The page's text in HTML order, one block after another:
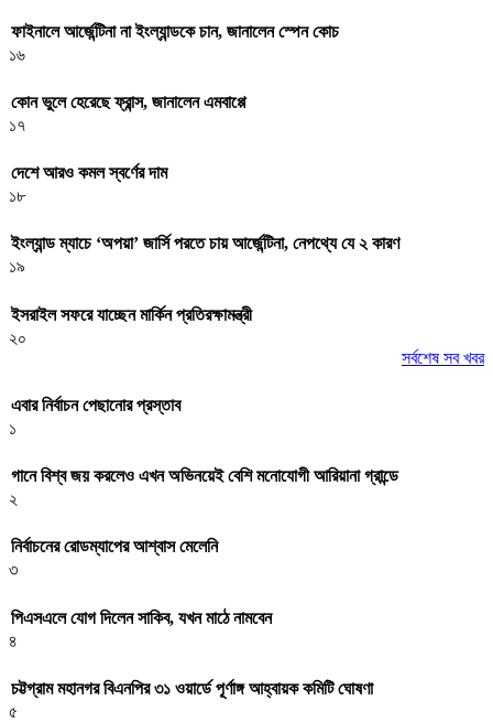
ফাইনালে আর্জেন্টিনা না ইংল্যান্ডকে চান, জানালেন স্পেন কোচ
১৬
কোন ভুলে হেরেছে ফ্রান্স, জানালেন এমবাপ্পে
১৭
দেশে আরও কমল স্বর্ণের দাম
১৮
ইংল্যান্ড ম্যাচে ‘অপয়া’ জার্সি পরতে চায় আর্জেন্টিনা, নেপথ্যে যে ২ কারণ
১৯
ইসরাইল সফরে যাচ্ছেন মার্কিন প্রতিরক্ষামন্ত্রী
২০
সর্বশেষ সব খবর
এবার নির্বাচন পেছানোর প্রস্তাব
১
গানে বিশ্ব জয় করলেও এখন অভিনয়েই বেশি মনোযোগী আরিয়ানা গ্রান্ডে
২
নির্বাচনের রোডম্যাপের আশ্বাস মেলেনি
৩
পিএসএলে যোগ দিলেন সাকিব, যখন মাঠে নামবেন
৪
চট্টগ্রাম মহানগর বিএনপির ৩১ ওয়ার্ডে পূর্ণাঙ্গ আহ্বায়ক কমিটি ঘোষণা
৫